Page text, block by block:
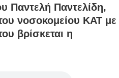
Παντελή Παντελίδη,
νοσοκομείου ΚΑΤ με
βρίσκεται η